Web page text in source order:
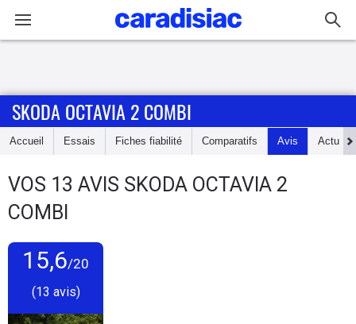
Accueil
Essais
d'achat
Electriques
SKODA OCTAVIA 2 COMBI
Accueil Essais Fiches fiabilité Comparatifs Avis Actu
VOS 13 AVIS SKODA OCTAVIA 2
COMBI
15,6/20
(13 avis)